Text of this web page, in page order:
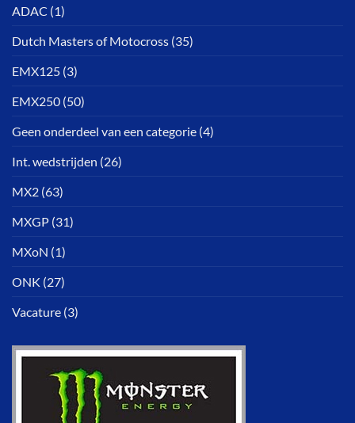
ADAC (1)
Dutch Masters of Motocross (35)
EMX125 (3)
EMX250 (50)
Geen onderdeel van een categorie (4)
Int. wedstrijden (26)
MX2 (63)
MXGP (31)
MXoN (1)
ONK (27)
Vacature (3)